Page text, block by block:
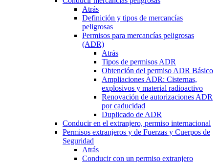
Atrás
Definición y tipos de mercancías
peligrosas
Permisos para mercancías peligrosas
(ADR)
Atrás
Tipos de permisos ADR
Obtención del permiso ADR Básico
Ampliaciones ADR: Cisternas,
explosivos y material radioactivo
Renovación de autorizaciones ADR
por caducidad
Duplicado de ADR
Conducir en el extranjero, permiso internacional
Permisos extranjeros y de Fuerzas y Cuerpos de
Seguridad
Atrás
Conducir con un permiso extranjero